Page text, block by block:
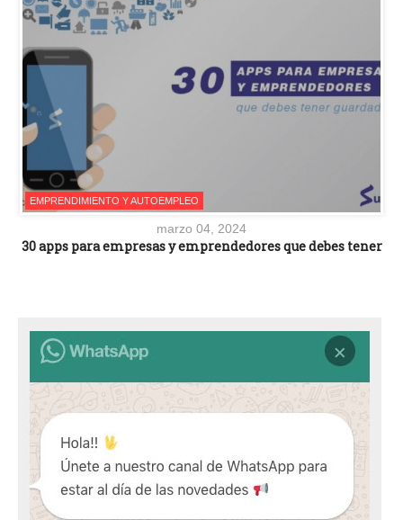
EMPRENDIMIENTO Y AUTOEMPLEO
marzo 04, 2024
30 apps para empresas y emprendedores que debes tener